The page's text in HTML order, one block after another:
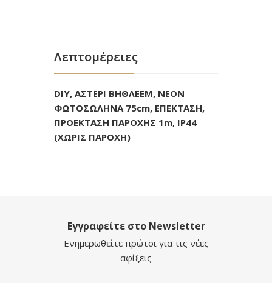
Λεπτομέρειες
DIY, ΑΣΤΕΡΙ ΒΗΘΛΕΕΜ, ΝΕΟΝ
ΦΩΤΟΣΩΛΗΝΑ 75cm, ΕΠΕΚΤΑΣΗ,
ΠΡΟΕΚΤΑΣΗ ΠΑΡΟΧΗΣ 1m, IP44
(ΧΩΡΙΣ ΠΑΡΟΧΗ)
Εγγραφείτε στο Newsletter
Ενημερωθείτε πρώτοι για τις νέες
αφίξεις